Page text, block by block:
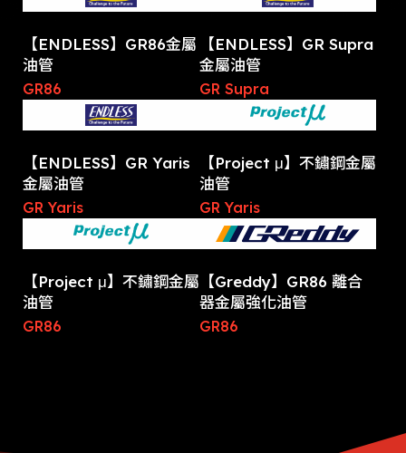
【ENDLESS】GR86金屬
油管
GR86
【ENDLESS】GR Supra
金屬油管
GR Supra
【ENDLESS】GR Yaris
金屬油管
GR Yaris
【Project μ】不鏽鋼金屬
油管
GR Yaris
【Project μ】不鏽鋼金屬
油管
GR86
【Greddy】GR86 離合
器金屬強化油管
GR86